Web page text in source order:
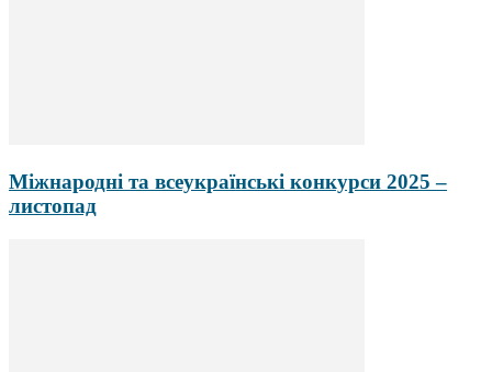
Міжнародні та всеукраїнські конкурси 2025 –
листопад